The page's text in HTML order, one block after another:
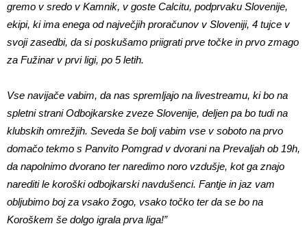
gremo v sredo v Kamnik, v goste Calcitu, podprvaku Slovenije,
ekipi, ki ima enega od največjih proračunov v Sloveniji, 4 tujce v
svoji zasedbi, da si poskušamo priigrati prve točke in prvo zmago
za Fužinar v prvi ligi, po 5 letih.
Vse navijače vabim, da nas spremljajo na livestreamu, ki bo na
spletni strani Odbojkarske zveze Slovenije, deljen pa bo tudi na
klubskih omrežjih. Seveda še bolj vabim vse v soboto na prvo
domačo tekmo s Panvito Pomgrad v dvorani na Prevaljah ob 19h,
da napolnimo dvorano ter naredimo noro vzdušje, kot ga znajo
narediti le koroški odbojkarski navdušenci. Fantje in jaz vam
obljubimo boj za vsako žogo, vsako točko ter da se bo na
Koroškem še dolgo igrala prva liga!”